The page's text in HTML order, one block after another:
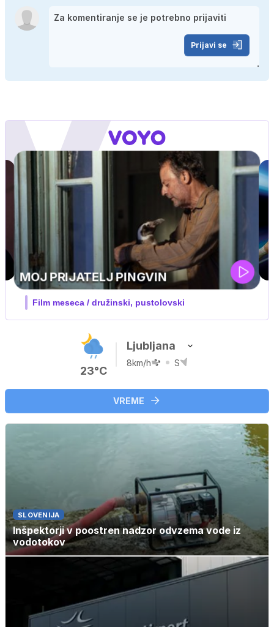
Prijavi se
UEFA SUPERPOKAL
V živo na VOYO: sreda ob 20.30
23°C
Ljubljana
8km/h S
VREME
SLOVENIJA
Inšpektorji v poostren nadzor odvzema vode iz
vodotokov